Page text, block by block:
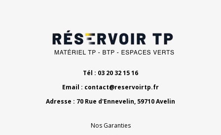
Tél : 03 20 32 15 16
Email : contact@reservoirtp.fr
Adresse : 70 Rue d'Ennevelin, 59710 Avelin
Nos Garanties